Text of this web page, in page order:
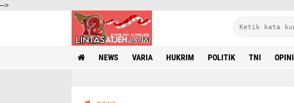
-->
NEWS VARIA HUKRIM POLITIK TNI OPINI